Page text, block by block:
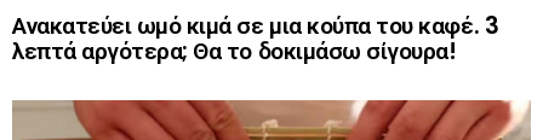
Ανακατεύει ωμό κιμά σε μια κούπα του καφέ. 3
λεπτά αργότερα; Θα το δοκιμάσω σίγουρα!